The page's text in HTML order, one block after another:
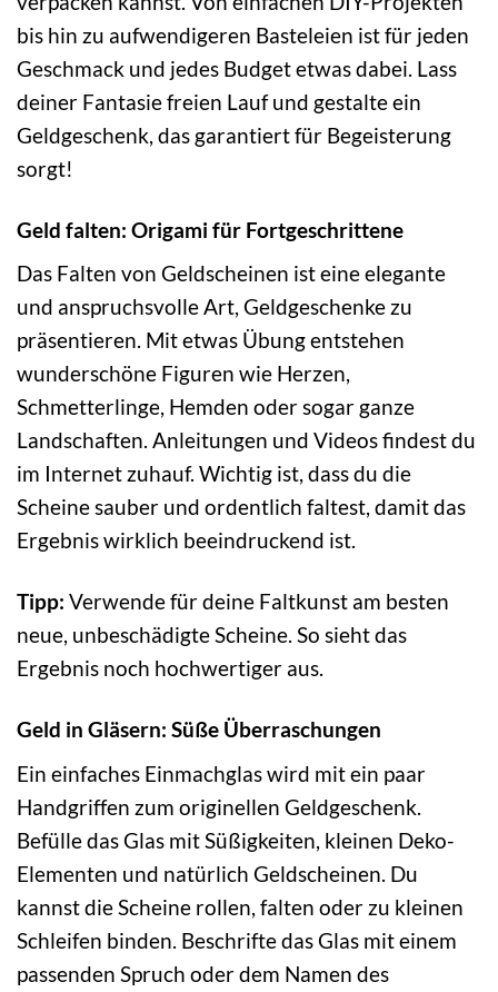
bis hin zu aufwendigeren Basteleien ist für jeden
Geschmack und jedes Budget etwas dabei. Lass
deiner Fantasie freien Lauf und gestalte ein
Geldgeschenk, das garantiert für Begeisterung
sorgt!
Geld falten: Origami für Fortgeschrittene
Das Falten von Geldscheinen ist eine elegante
und anspruchsvolle Art, Geldgeschenke zu
präsentieren. Mit etwas Übung entstehen
wunderschöne Figuren wie Herzen,
Schmetterlinge, Hemden oder sogar ganze
Landschaften. Anleitungen und Videos findest du
im Internet zuhauf. Wichtig ist, dass du die
Scheine sauber und ordentlich faltest, damit das
Ergebnis wirklich beeindruckend ist.
Tipp: Verwende für deine Faltkunst am besten
neue, unbeschädigte Scheine. So sieht das
Ergebnis noch hochwertiger aus.
Geld in Gläsern: Süße Überraschungen
Ein einfaches Einmachglas wird mit ein paar
Handgriffen zum originellen Geldgeschenk.
Befülle das Glas mit Süßigkeiten, kleinen Deko-
Elementen und natürlich Geldscheinen. Du
kannst die Scheine rollen, falten oder zu kleinen
Schleifen binden. Beschrifte das Glas mit einem
passenden Spruch oder dem Namen des